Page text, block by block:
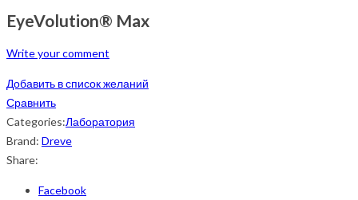
EyeVolution® Max
Write your comment
Добавить в список желаний
Сравнить
Categories:Лаборатория
Brand: Dreve
Share:
Facebook